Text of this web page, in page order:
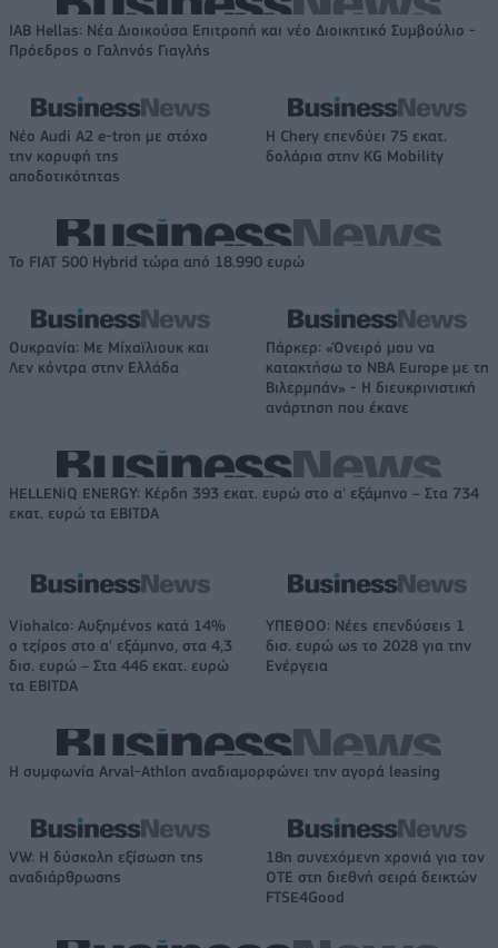
IAB Hellas: Νέα Διοικούσα Επιτροπή και νέο Διοικητικό Συμβούλιο -
Πρόεδρος ο Γαληνός Γιαγλής
Νέο Audi A2 e-tron με στόχο
την κορυφή της
αποδοτικότητας
Η Chery επενδύει 75 εκατ.
δολάρια στην KG Mobility
Το FIAT 500 Hybrid τώρα από 18.990 ευρώ
Ουκρανία: Με Μίχαϊλιουκ και
Λεν κόντρα στην Ελλάδα
Πάρκερ: «Όνειρό μου να
κατακτήσω το ΝΒΑ Europe με τη
Βιλερμπάν» - Η διευκρινιστική
ανάρτηση που έκανε
HELLENiQ ENERGY: Κέρδη 393 εκατ. ευρώ στο α' εξάμηνο – Στα 734
εκατ. ευρώ τα EBITDA
Viohalco: Αυξημένος κατά 14%
ο τζίρος στο α' εξάμηνο, στα 4,3
δισ. ευρώ – Στα 446 εκατ. ευρώ
τα EBITDA
ΥΠΕΘΟΟ: Νέες επενδύσεις 1
δισ. ευρώ ως το 2028 για την
Ενέργεια
Η συμφωνία Arval-Athlon αναδιαμορφώνει την αγορά leasing
VW: Η δύσκολη εξίσωση της
αναδιάρθρωσης
18η συνεχόμενη χρονιά για τον
ΟΤΕ στη διεθνή σειρά δεικτών
FTSE4Good